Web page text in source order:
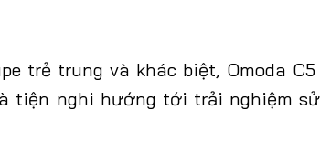
trẻ trung và khác biệt, Omoda
tiện nghi hướng tới trải nghiệm